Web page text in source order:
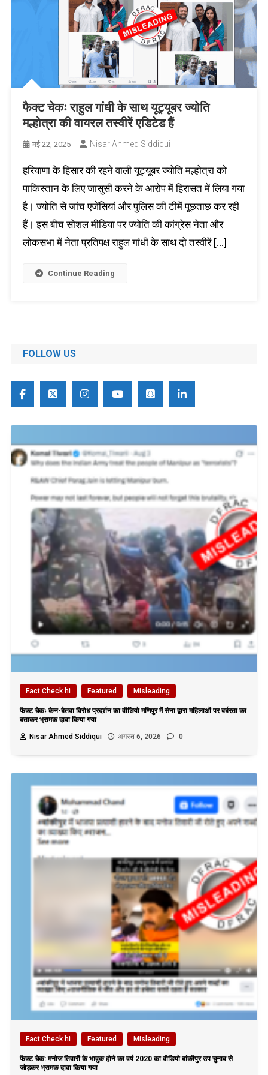
फैक्ट चेकः राहुल गांधी के साथ यूट्यूबर ज्योति
मल्होत्रा की वायरल तस्वीरें एडिटेड हैं
मई 22, 2025 Nisar Ahmed Siddiqui
हरियाणा के हिसार की रहने वाली यूट्यूबर ज्योति मल्होत्रा को
पाकिस्तान के लिए जासुसी करने के आरोप में हिरासत में लिया गया
है। ज्योति से जांच एजेंसियां और पुलिस की टीमें पूछताछ कर रही
हैं। इस बीच सोशल मीडिया पर ज्योति की कांग्रेस नेता और
लोकसभा में नेता प्रतिपक्ष राहुल गांधी के साथ दो तस्वीरें […]
Continue Reading
FOLLOW US
Fact Check hi Featured Misleading
फैक्ट चेकः केन-बेतवा विरोध प्रदर्शन का वीडियो मणिपुर में सेना द्वारा महिलाओं पर बर्बरता का
बताकर भ्रामक दावा किया गया
Nisar Ahmed Siddiqui
अगस्त 6, 2026 0
Fact Check hi Featured Misleading
फैक्ट चेक: मनोज तिवारी के भावुक होने का वर्ष 2020 का वीडियो बांकीपुर उप चुनाव से
जोड़कर भ्रामक दावा किया गया